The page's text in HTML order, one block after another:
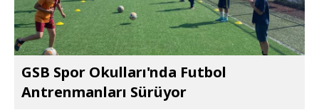
GSB Spor Okulları'nda Futbol
Antrenmanları Sürüyor